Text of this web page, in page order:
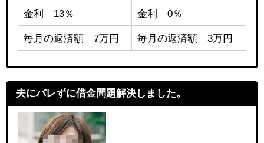
金利 13％ 金利 0％
毎月の返済額 7万円 毎月の返済額 3万円
夫にバレずに借金問題解決しました。